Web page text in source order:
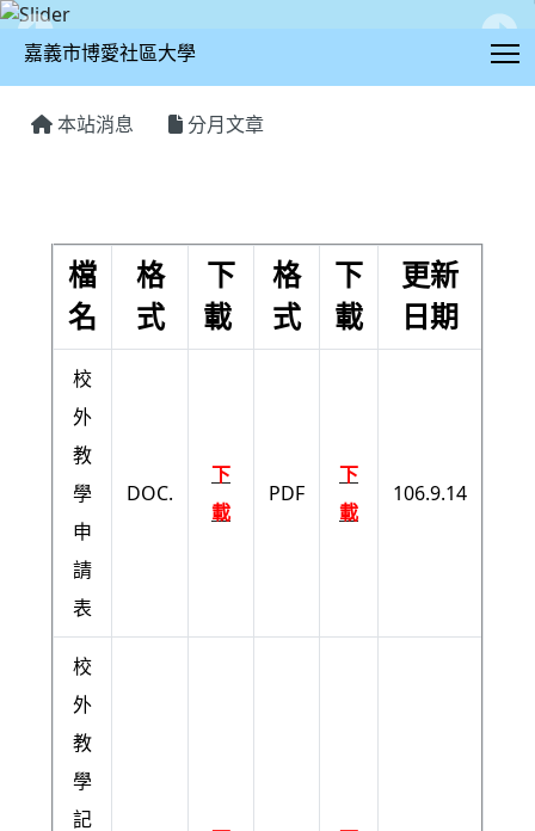
嘉義市博愛社區大學
本站消息 分月文章
檔
名
格
式
下
載
格
式
下
載
更新
日期
校
外
教
學
申
請
表
DOC.
下
載
PDF
下
載
106.9.14
校
外
教
學
記